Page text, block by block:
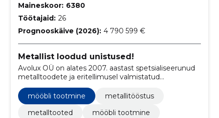
Maineskoor: 6380
Töötajaid: 26
Prognooskäive (2026): 4 790 599 €
Metallist loodud unistused!
Avolux OÜ on alates 2007. aastast spetsialiseerunud
metalltoodete ja eritellimusel valmistatud
disainmööbli tootmisele, pakkudes laia valikut
metallmööblit, disainmööblit, metallkappe ja
mitmesuguseid metallitöid.
mööbli tootmine
metallitööstus
metalltooted
mööbli tootmine